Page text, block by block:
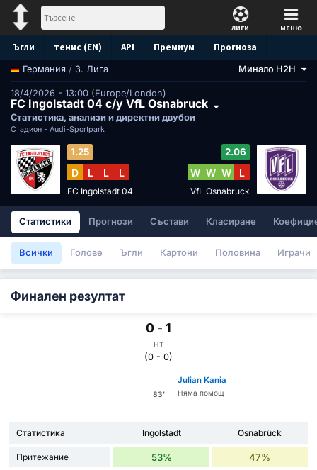
ЛИГИ МЕНЮ
Ъгли тенис (EN) API Премиум Прогноза
Германия / 3. Лига Минало H2H
18/4/2026 - 13:00 (Europe/London)
FC Ingolstadt 04 с/у VfL Osnabruck
Статистика, анализи и директни двубои
Стадион - Audi-Sportpark
1.25
D L L L
FC Ingolstadt 04
2.06
W W W L
VfL Osnabruck
Статистики Прогнози Състави Класиране
Всички Голове Ъгли Картони Половина Играчи
Финален резултат
0 - 1
HT
(0 - 0)
83'
Julian Kania
Няма помощ
Статистика Ingolstadt Osnabrück
Притежание 53% 47%